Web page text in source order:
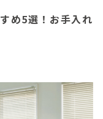
め5選！お手入れ